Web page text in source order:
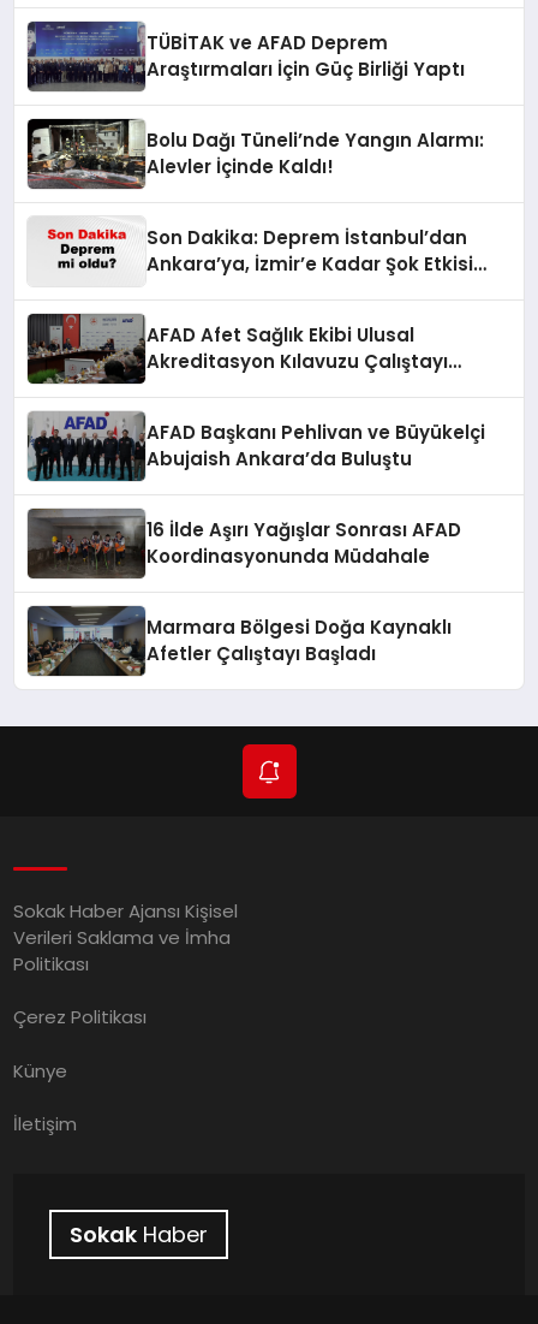
TÜBİTAK ve AFAD Deprem
Araştırmaları İçin Güç Birliği Yaptı
Bolu Dağı Tüneli’nde Yangın Alarmı:
Alevler İçinde Kaldı!
Son Dakika: Deprem İstanbul’dan
Ankara’ya, İzmir’e Kadar Şok Etkisi
AFAD Afet Sağlık Ekibi Ulusal
Akreditasyon Kılavuzu Çalıştayı
AFAD Başkanı Pehlivan ve Büyükelçi
Abujaish Ankara’da Buluştu
16 İlde Aşırı Yağışlar Sonrası AFAD
Koordinasyonunda Müdahale
Marmara Bölgesi Doğa Kaynaklı
Afetler Çalıştayı Başladı
Sokak Haber Ajansı Kişisel
Verileri Saklama ve İmha
Politikası
Çerez Politikası
Künye
İletişim
Sokak Haber